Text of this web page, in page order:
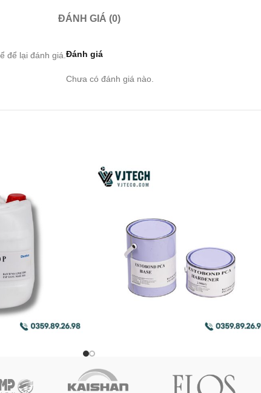
ĐÁNH GIÁ (0)
Đánh giá
Chưa có đánh giá nào.
để lại đánh giá.